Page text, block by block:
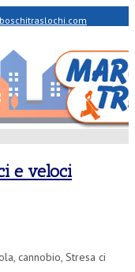
e veloci
cannobio, Stresa ci